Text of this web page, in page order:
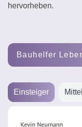
hervorheben.
Bauhelfer
Einsteiger Mittel